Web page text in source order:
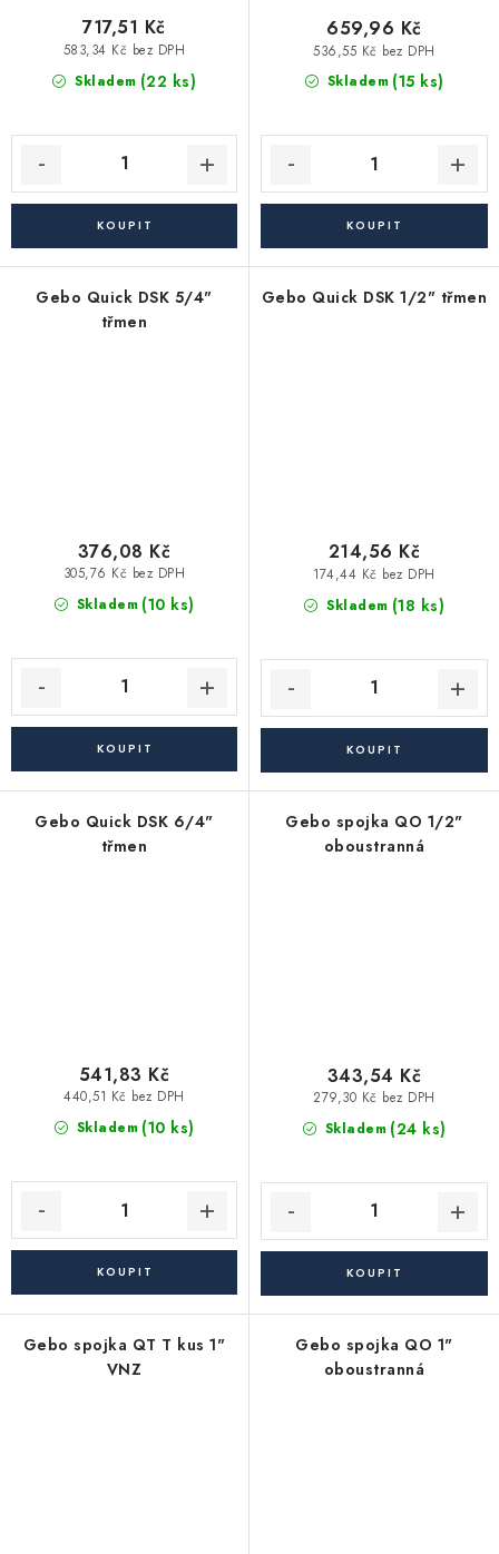
Skladem (22 ks)
583,34 Kč bez DPH
717,51 Kč
Skladem (15 ks)
536,55 Kč bez DPH
659,96 Kč
Gebo Quick DSK 5/4"
třmen
Skladem (10 ks)
305,76 Kč bez DPH
376,08 Kč
Gebo Quick DSK 1/2" třmen
Skladem (18 ks)
174,44 Kč bez DPH
214,56 Kč
Gebo Quick DSK 6/4"
třmen
Skladem (10 ks)
440,51 Kč bez DPH
541,83 Kč
Gebo spojka QO 1/2"
oboustranná
Skladem (24 ks)
279,30 Kč bez DPH
343,54 Kč
Gebo spojka QT T kus 1"
VNZ
Gebo spojka QO 1"
oboustranná